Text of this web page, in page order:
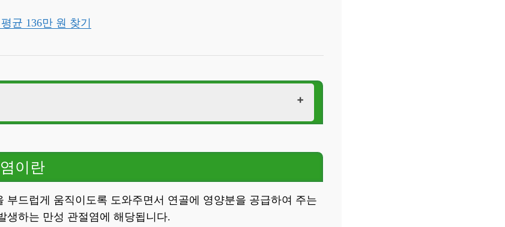
균 136만 원 찾기
좋은 음식
나쁜 음식
관리 방법
이란
부드럽게 움직이도록 도와주면서 연골에 영양분을 공급하여 주는
생하는 만성 관절염에 해당됩니다.